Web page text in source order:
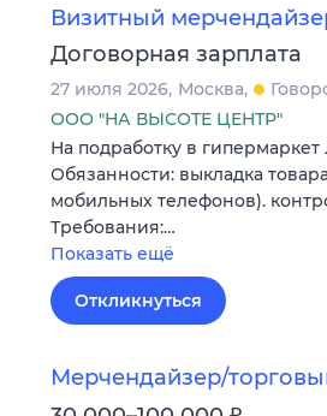
Визитный
Договорная зарплата
27 июля 2026 Москва
ООО "НА ВЫСОТЕ ЦЕНТР"
На подработку в
Обязанности: выкладка
мобильных телефонов).
Требования:…
Показать ещё
Откликнуться
Мерчендайзер/